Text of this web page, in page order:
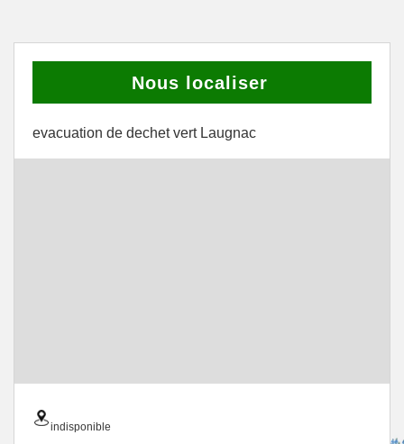
Nous localiser
evacuation de dechet vert Laugnac
indisponible